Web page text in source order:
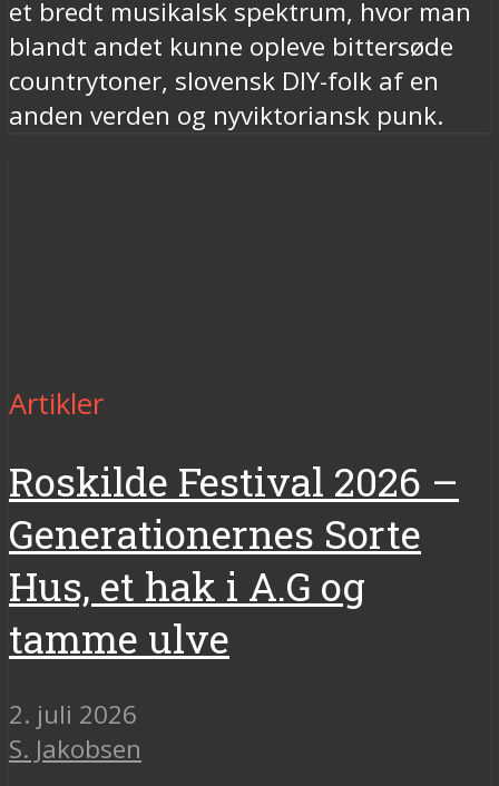
et bredt musikalsk spektrum, hvor man
blandt andet kunne opleve bittersøde
countrytoner, slovensk DIY-folk af en
anden verden og nyviktoriansk punk.
Artikler
Roskilde Festival 2026 –
Generationernes Sorte
Hus, et hak i A.G og
tamme ulve
2. juli 2026
S. Jakobsen